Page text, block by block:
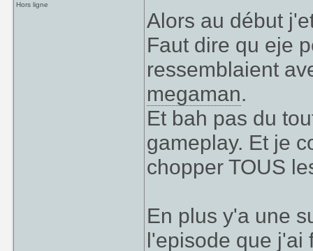
Hors ligne
Alors au début
Faut dire qu eje
ressemblaient
megaman.
Et bah pas du
gameplay. Et je
chopper TOUS
En plus y'a une
l'episode que j'ai